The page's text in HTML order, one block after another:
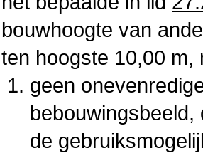
bouwhoogte van
ten hoogste 10,00 m,
geen
de